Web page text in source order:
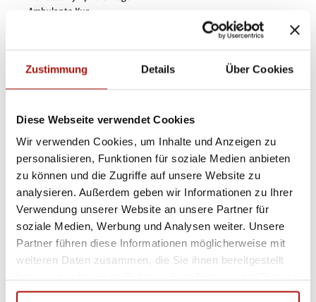
Zustimmung Details Über Cookies
Diese Webseite verwendet Cookies
Wir verwenden Cookies, um Inhalte und Anzeigen zu
personalisieren, Funktionen für soziale Medien anbieten
zu können und die Zugriffe auf unsere Website zu
analysieren. Außerdem geben wir Informationen zu Ihrer
Verwendung unserer Website an unsere Partner für
soziale Medien, Werbung und Analysen weiter. Unsere
Partner führen diese Informationen möglicherweise mit
weiteren Daten zusammen, die Sie ihnen bereitgestellt
gesammelt haben.
- Ambulante Kur
Tourist-Information Willingen
Tourist-Information Willingen
Lizenz (Stammdaten)
Tourist-Information Willingen